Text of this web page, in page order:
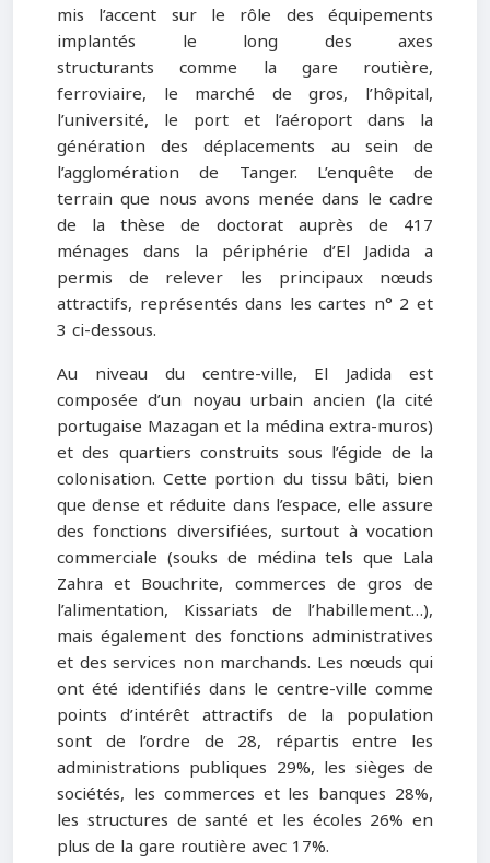
mis l’accent sur le rôle des équipements
implantés le long des axes
structurants comme la gare routière,
ferroviaire, le marché de gros, l’hôpital,
l’université, le port et l’aéroport dans la
génération des déplacements au sein de
l’agglomération de Tanger. L’enquête de
terrain que nous avons menée dans le cadre
de la thèse de doctorat auprès de 417
ménages dans la périphérie d’El Jadida a
permis de relever les principaux nœuds
attractifs, représentés dans les cartes n° 2 et
3 ci-dessous.
Au niveau du centre-ville, El Jadida est
composée d’un noyau urbain ancien (la cité
portugaise Mazagan et la médina extra-muros)
et des quartiers construits sous l’égide de la
colonisation. Cette portion du tissu bâti, bien
que dense et réduite dans l’espace, elle assure
des fonctions diversifiées, surtout à vocation
commerciale (souks de médina tels que Lala
Zahra et Bouchrite, commerces de gros de
l’alimentation, Kissariats de l’habillement…),
mais également des fonctions administratives
et des services non marchands. Les nœuds qui
ont été identifiés dans le centre-ville comme
points d’intérêt attractifs de la population
sont de l’ordre de 28, répartis entre les
administrations publiques 29%, les sièges de
sociétés, les commerces et les banques 28%,
les structures de santé et les écoles 26% en
plus de la gare routière avec 17%.